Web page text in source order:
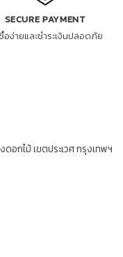
SECURE PAYMENT
อง่ายและชำระเงินปลอดภัย
อกไม้ เขตประเวศ กรุงเทพฯ